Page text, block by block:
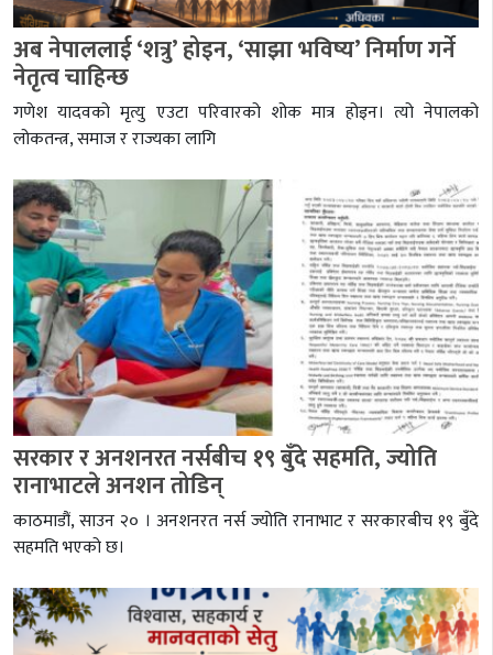
अब नेपाललाई ‘शत्रु’ होइन, ‘साझा भविष्य’ निर्माण गर्ने
नेतृत्व चाहिन्छ
गणेश यादवको मृत्यु एउटा परिवारको शोक मात्र होइन। त्यो नेपालको
लोकतन्त्र, समाज र राज्यका लागि
सरकार र अनशनरत नर्सबीच १९ बुँदे सहमति, ज्योति
रानाभाटले अनशन तोडिन्
काठमाडौं, साउन २० । अनशनरत नर्स ज्योति रानाभाट र सरकारबीच १९ बुँदे
सहमति भएको छ।